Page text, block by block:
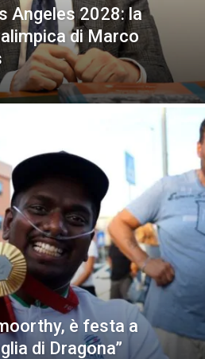
Angeles 2028: la
di Marco
è festa a
di Dragona”